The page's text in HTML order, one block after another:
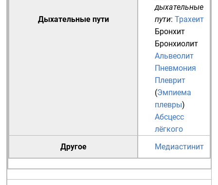
Дыхательные пути
дыхательные
пути: Трахеит
Бронхит
Бронхиолит
Альвеолит
Пневмония
Плеврит
(Эмпиема
плевры)
Абсцесс
лёгкого
Другое
Медиастинит